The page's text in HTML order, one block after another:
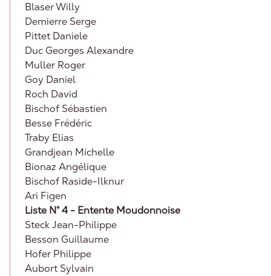
Blaser Willy
Demierre Serge
Pittet Daniele
Duc Georges Alexandre
Muller Roger
Goy Daniel
Roch David
Bischof Sébastien
Besse Frédéric
Traby Elias
Grandjean Michelle
Bionaz Angélique
Bischof Raside-Ilknur
Ari Figen
Liste N° 4 - Entente Moudonnoise
Steck Jean-Philippe
Besson Guillaume
Hofer Philippe
Aubort Sylvain